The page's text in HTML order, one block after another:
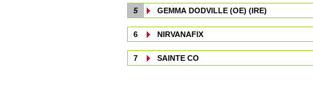
5 GEMMA DODVILLE (OE) (IRE)
6 NIRVANAFIX
7 SAINTE CO